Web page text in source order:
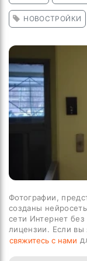
НОВОСТРОЙКИ
Фотографии,
созданы
сети Интернет без
лицензии. Если вы
свяжитесь с нами